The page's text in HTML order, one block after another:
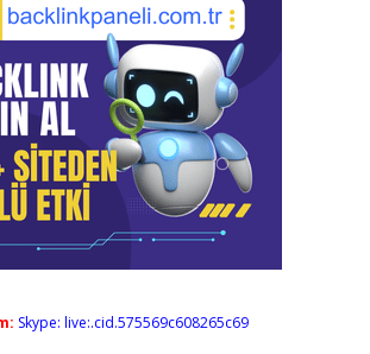
Skype: live:.cid.575569c608265c69